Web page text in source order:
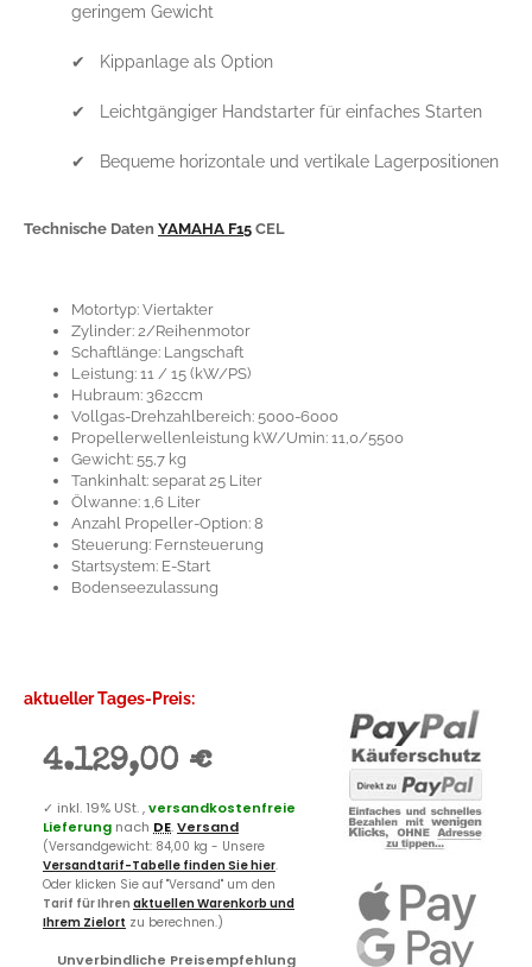
geringem Gewicht
✔ Kippanlage als Option
✔ Leichtgängiger Handstarter für einfaches Starten
✔ Bequeme horizontale und vertikale Lagerpositionen
Technische Daten YAMAHA F15 CEL
Motortyp: Viertakter
Zylinder: 2/Reihenmotor
Schaftlänge: Langschaft
Leistung: 11 / 15 (kW/PS)
Hubraum: 362ccm
Vollgas-Drehzahlbereich: 5000-6000
Propellerwellenleistung kW/Umin: 11,0/5500
Gewicht: 55,7 kg
Tankinhalt: separat 25 Liter
Ölwanne: 1,6 Liter
Anzahl Propeller-Option: 8
Steuerung: Fernsteuerung
Startsystem: E-Start
Bodenseezulassung
aktueller Tages-Preis:
4.129,00 €
✓ inkl. 19% USt. ,versandkostenfreie
Lieferung nach DE.Versand
(Versandgewicht: 84,00 kg - Unsere
Versandtarif-Tabelle finden Sie hier.
Oder klicken Sie auf "Versand" um den
Tarif für Ihren aktuellen Warenkorb und
Ihrem Zielort zu berechnen.)
Unverbindliche Preisempfehlung